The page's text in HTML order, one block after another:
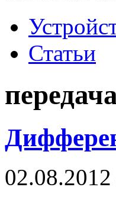
Статьи
02.08.2012